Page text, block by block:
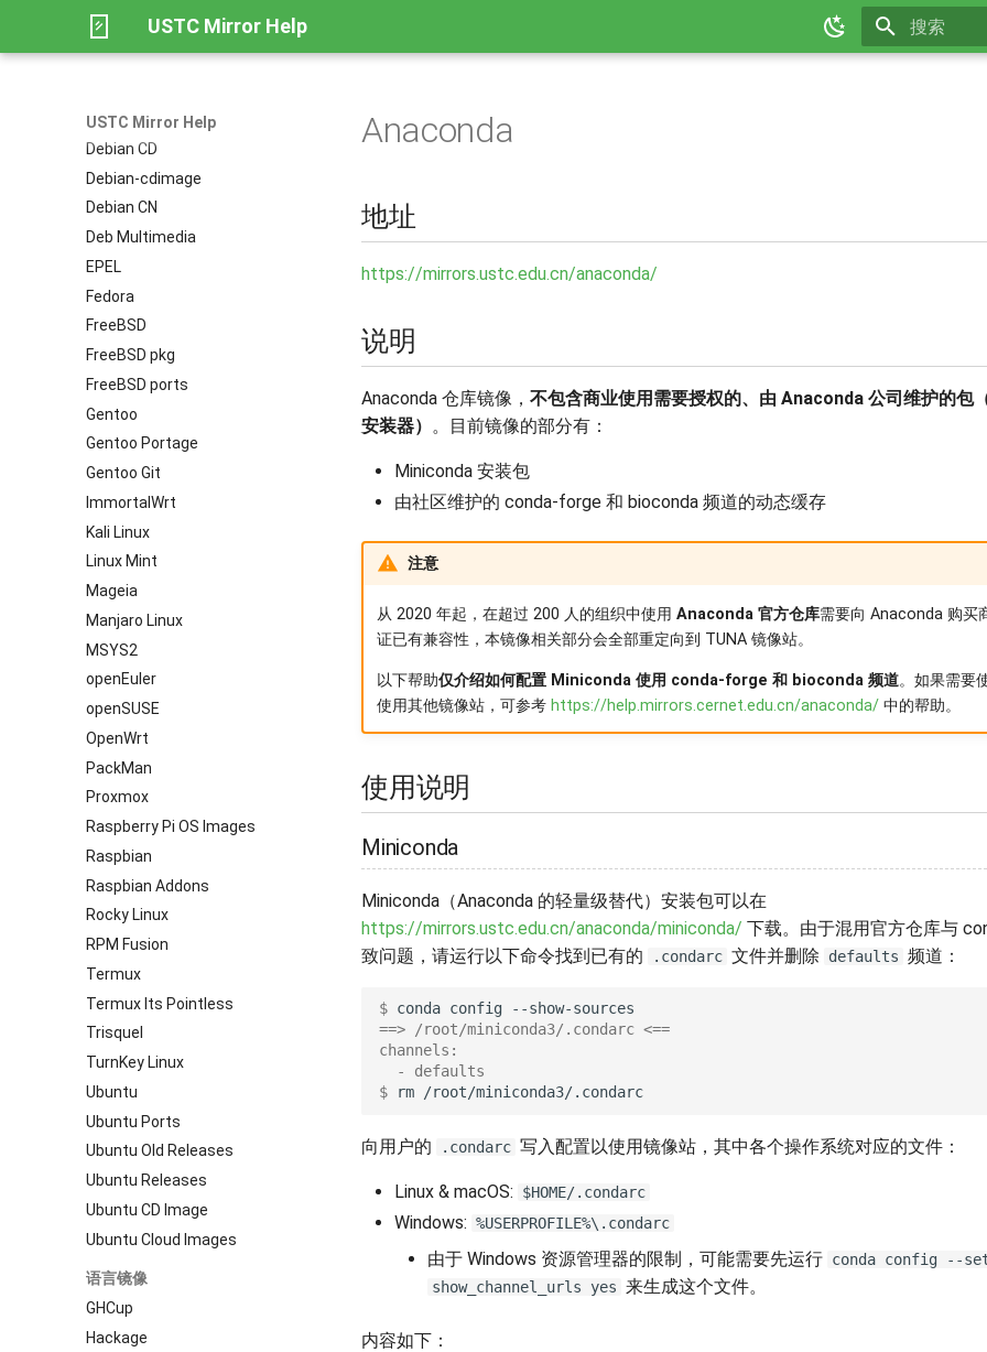
USTC Mirror Help
USTC Mirror Help
CentOS Stream
CentOS Vault
Debian Security
Debian CD
Debian-cdimage
Debian CN
Deb Multimedia
EPEL
Fedora
FreeBSD
FreeBSD pkg
FreeBSD ports
Gentoo
Gentoo Portage
Gentoo Git
ImmortalWrt
Kali Linux
Linux Mint
Mageia
Manjaro Linux
MSYS2
openEuler
openSUSE
OpenWrt
PackMan
Proxmox
Raspberry Pi OS Images
Raspbian
Raspbian Addons
Rocky Linux
RPM Fusion
Termux
Termux Its Pointless
Trisquel
TurnKey Linux
Ubuntu
Ubuntu Ports
Ubuntu Old Releases
Ubuntu Releases
Ubuntu CD Image
Ubuntu Cloud Images
语言镜像
GHCup
Hackage
Anaconda
地址
https://mirrors.ustc.edu.cn/anaconda/
说明
Anaconda 仓库镜像， 不包含商业使用需要授权的、由 Anaconda 公司维护的包
安装器） 。目前镜像的部分有：
Miniconda 安装包
由社区维护的 conda-forge 和 bioconda 频道的动态缓存
注意
从 2020 年起，在超过 200 人的组织中使用 Anaconda 官方仓库需要向 Anaconda 购买
证已有兼容性，本镜像相关部分会全部重定向到 TUNA 镜像站。
以下帮助仅介绍如何配置 Miniconda 使用 conda-forge 和 bioconda 频道。如果需要
使用其他镜像站，可参考 https://help.mirrors.cernet.edu.cn/anaconda/中的帮助。
使用说明
Miniconda
Miniconda（Anaconda 的轻量级替代）安装包可以在
https://mirrors.ustc.edu.cn/anaconda/miniconda/ 下载。由于混用官方仓库与
致问题，请运行以下命令找到已有的
.condarc 文件并删除 defaults 频道：
$ conda config
==> /root/miniconda3/.condarc <==
channels:
  - defaults
$
rm
向用户的 .condarc 写入配置以使用镜像站，其中各个操作系统对应的文件：
Linux & macOS: $HOME/.condarc
Windows: %USERPROFILE%\.condarc
由于 Windows 资源管理器的限制，可能需要先运行 conda config --
show_channel_urls yes 来生成这个文件。
内容如下：